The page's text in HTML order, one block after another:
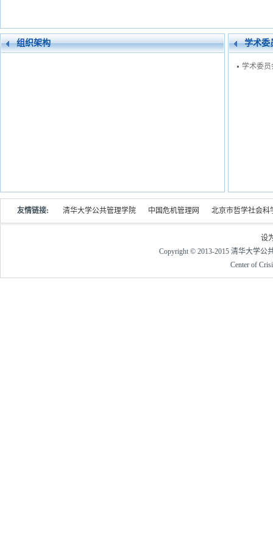
组织架构 学术委
学术委员
友情链接: 清华大学公共管理学院 中国危机管理网 北京市哲学社会科
设
Copyright © 2013-2015 清华大学公
Center of